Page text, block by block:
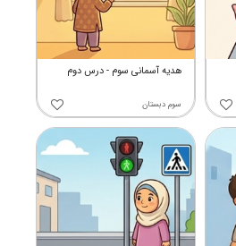
هدیه آسمانی سوم - درس دوم
سوم دبستان